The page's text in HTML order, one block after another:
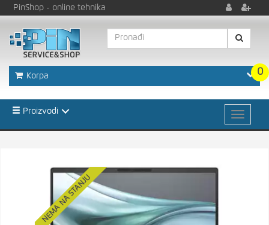
PinShop - online tehnika
0
Korpa
Proizvodi
NEMA NA STANJU